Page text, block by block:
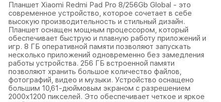
Планшет Xiaomi Redmi Pad Pro 8/256Gb Global - это
современное устройство, которое сочетает в себе
высокую производительность и стильный дизайн.
Планшет оснащен мощным процессором, который
обеспечивает быструю и плавную работу приложений и
игр. 8 ГБ оперативной памяти позволяют запускать
несколько приложений одновременно без замедления
работы устройства. 256 ГБ встроенной памяти
позволяют хранить большое количество файлов,
фотографий, видео и музыки. Устройство оснащено
большим 10,61-дюймовым экраном с разрешением
2000x1200 пикселей. Это обеспечивает четкое и яркое